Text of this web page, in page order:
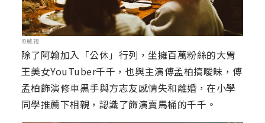
©威視
除了阿翰加入「公休」行列，坐擁百萬粉絲的大胃
王美女YouTuber千千，也與主演傅孟柏搞曖昧，傅
孟柏飾演修車黑手與方志友感情失和離婚，在小學
同學推薦下相親，認識了飾演賣馬桶的千千。